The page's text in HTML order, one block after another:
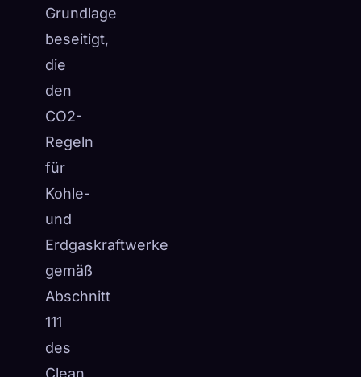
Grundlage
beseitigt,
die
den
CO2-
Regeln
für
Kohle-
und
Erdgaskraftwerke
gemäß
Abschnitt
111
des
Clean